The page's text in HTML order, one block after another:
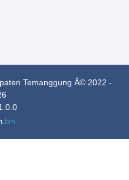
Temanggung Â© 2022 -
bm